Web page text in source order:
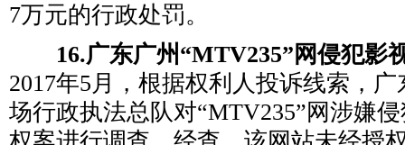
7万元的行政处罚。
16.广东广州“MTV235”网侵犯影
2017年5月，根据权利人投诉线索，
场行政执法总队对“MTV235”网涉嫌